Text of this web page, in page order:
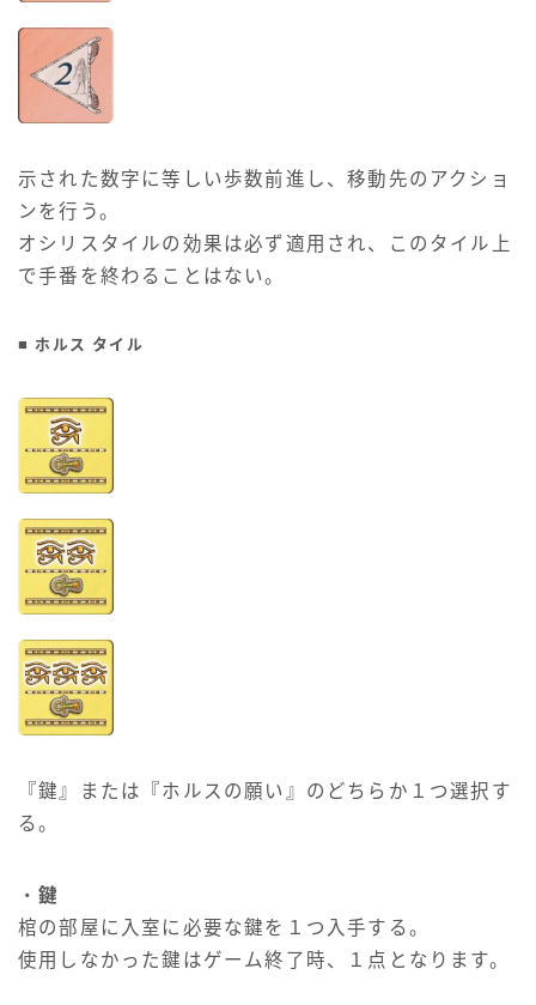
示された数字に等しい歩数前進し、移動先のアクショ
ンを行う。
オシリスタイルの効果は必ず適用され、このタイル上
で手番を終わることはない。
■ ホルス タイル
『鍵』または『ホルスの願い』のどちらか１つ選択す
る。
・鍵
棺の部屋に入室に必要な鍵を１つ入手する。
使用しなかった鍵はゲーム終了時、１点となります。